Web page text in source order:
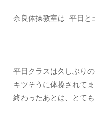
奈良体操教室は 平日と
平日クラスは久しぶりの
キツそうに体操されてま
終わったあとは、とて